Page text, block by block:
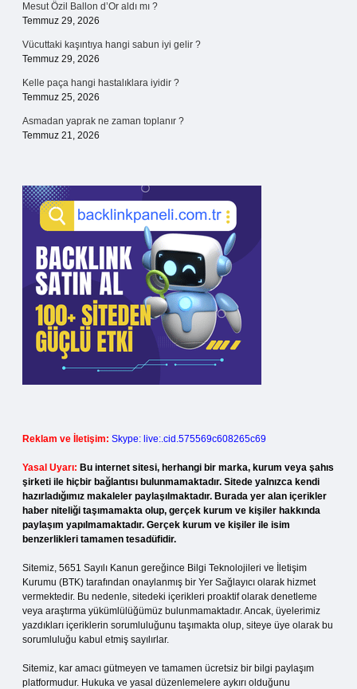
Mesut Özil Ballon d’Or aldı mı ?
Temmuz 29, 2026
Vücuttaki kaşıntıya hangi sabun iyi gelir ?
Temmuz 29, 2026
Kelle paça hangi hastalıklara iyidir ?
Temmuz 25, 2026
Asmadan yaprak ne zaman toplanır ?
Temmuz 21, 2026
Reklam ve İletişim: Skype: live:.cid.575569c608265c69
Yasal Uyarı: Bu internet sitesi, herhangi bir marka, kurum veya şahıs
şirketi ile hiçbir bağlantısı bulunmamaktadır. Sitede yalnızca kendi
hazırladığımız makaleler paylaşılmaktadır. Burada yer alan içerikler
haber niteliği taşımamakta olup, gerçek kurum ve kişiler hakkında
paylaşım yapılmamaktadır. Gerçek kurum ve kişiler ile isim
benzerlikleri tamamen tesadüfidir.
Sitemiz, 5651 Sayılı Kanun gereğince Bilgi Teknolojileri ve İletişim
Kurumu (BTK) tarafından onaylanmış bir Yer Sağlayıcı olarak hizmet
vermektedir. Bu nedenle, sitedeki içerikleri proaktif olarak denetleme
veya araştırma yükümlülüğümüz bulunmamaktadır. Ancak, üyelerimiz
yazdıkları içeriklerin sorumluluğunu taşımakta olup, siteye üye olarak bu
sorumluluğu kabul etmiş sayılırlar.
Sitemiz, kar amacı gütmeyen ve tamamen ücretsiz bir bilgi paylaşım
platformudur. Hukuka ve yasal düzenlemelere aykırı olduğunu